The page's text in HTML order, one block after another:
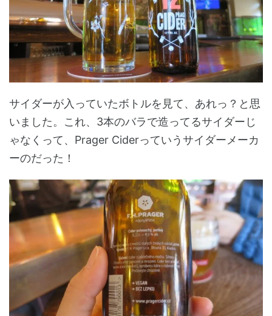
サイダーが入っていたボトルを見て、あれっ？と思
いました。これ、3本のバラで造ってるサイダーじ
ゃなくって、Prager Ciderっていうサイダーメーカ
ーのだった！